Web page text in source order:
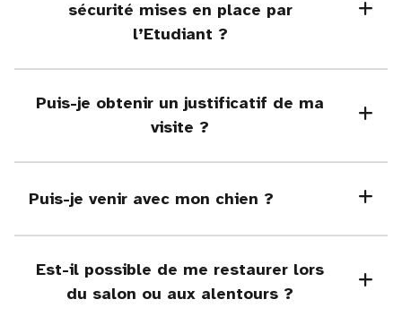
sécurité mises en place par
l’Etudiant ?
Puis-je obtenir un justificatif de ma
visite ?
Puis-je venir avec mon chien ?
Est-il possible de me restaurer lors
du salon ou aux alentours ?